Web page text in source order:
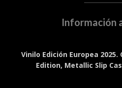
Información
Vinilo Edición Europea 2025.
Edition, Metallic Slip